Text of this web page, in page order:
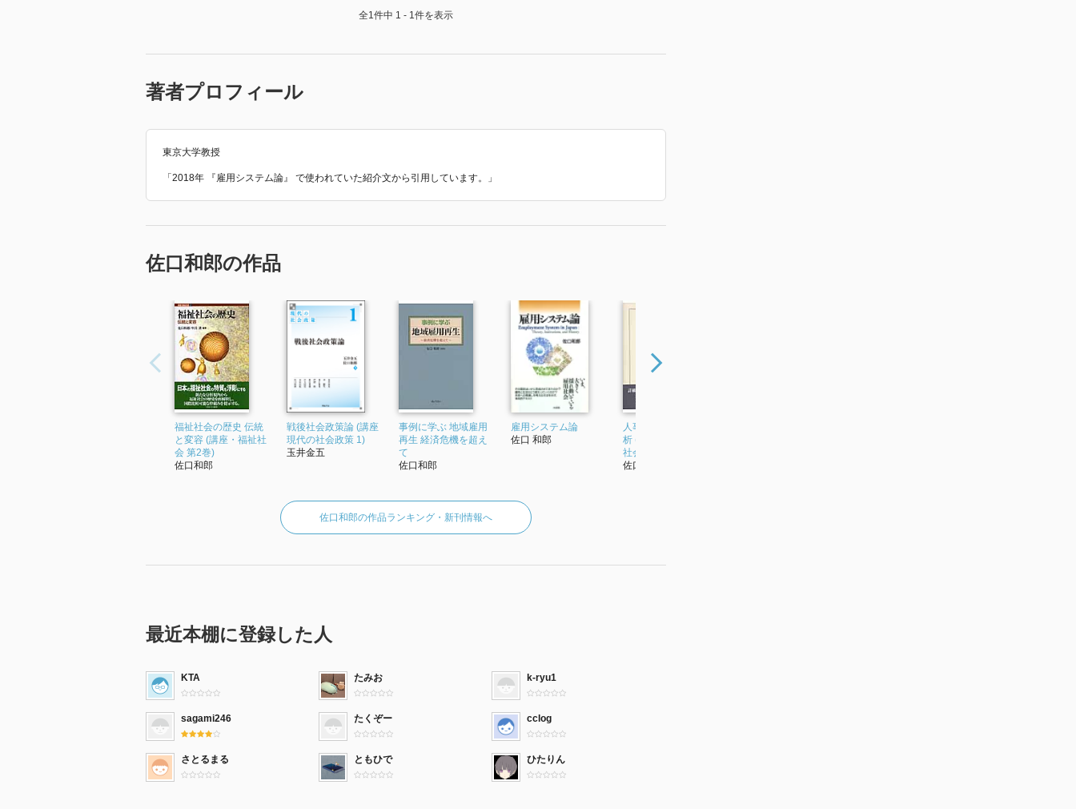
ち、「非正規雇用に関わる諸制度」が変容する場合には、それと相互補完性をもつ、その
雇用システム」が変容したかどうかは、システムを構成する要素がどのように変わりつつ
考える必要があると主張する。
う形式」をとったものだと説明している。その上で、制度とは「諸主体にとっての不確実
性を低減するために作られたものであると考え、そして、期待の共有を前提として、諸主
体の行動をコントロール（制御あるいは拡張）する集団的ルール」としている。
自身はまだまだ勉強不足で理解が追いついているわけではない。
前だけれども、世の中には知らないことが沢山あるというか、逆に、自分の知っているこ
全1件中 1 - 1件を表示
著者プロフィール
東京大学教授
「2018年 『雇用システム論』 で使われていた紹介文から引用しています。」
佐口和郎の作品
福祉社会の歴史 伝統
と変容 (講座・福祉社
会 第2巻)
佐口和郎
戦後社会政策論 (講座
現代の社会政策 1)
玉井金五
事例に学ぶ 地域雇用
再生 経済危機を超え
て
佐口和郎
雇用システム論
佐口 和郎
人事労務管理の歴史分
析 (MINERVA人文・
社会科学叢書 75)
佐口和郎
佐口和郎の作品ランキング・新刊情報へ
最近本棚に登録した人
KTA たみお k-ryu1
sagami246 たくぞー cclog
さとるまる ともひで ひたりん